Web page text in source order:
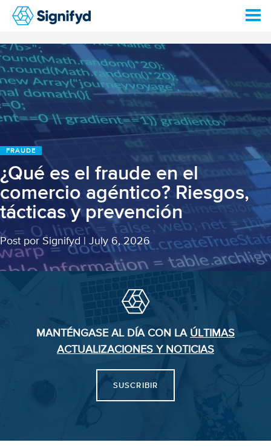
FRAUDE
¿Qué es el fraude en el
comercio agéntico? Riesgos,
tácticas y prevención
Post por Signifyd July 6, 2026
MANTÉNGASE AL DÍA CON LA ÚLTIMAS
ACTUALIZACIONES Y NOTICIAS
SUSCRIBIR